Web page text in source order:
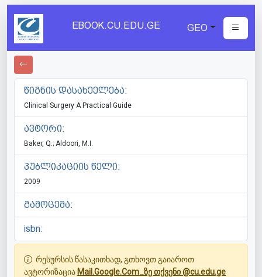
EBOOK.CU.EDU.GE GEO
წიგნის დასახეელება:
Clinical Surgery A Practical Guide
ავტორი:
Baker, Q.; Aldoori, M.I.
პუბლიკაციის წელი:
2009
გამოცემა:
isbn:
რესურსის წასაკითხად, გთხოვთ გაიაროთ
ავტორიზაცია Mail.Google.Com_ზე თქვენი @cu.edu.ge